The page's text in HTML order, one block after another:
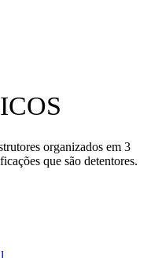
organizados em 3
que são detentores.